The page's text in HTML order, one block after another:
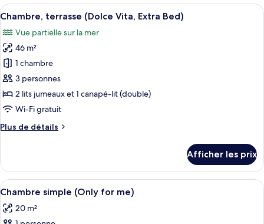
Vita)
double,
balcon
Vita)
Afficher
toutes
les
photos
pour
ce
type
de
chambre :
Chambre,
Vita,
Extra
Bed)
Une chambre d’hôtel moderne
11
Chambre, terrasse (Dolce Vita, Extra Bed)
Vue partielle sur la mer
46 m²
1 chambre
3 personnes
2 lits jumeaux et 1 canapé-lit (double)
Wi-Fi gratuit
Plus de détails
Plus
Chambre,
terrasse
(Dolce
Extra
Bed)
Afficher les prix
Afficher
toutes
les
Une chambre d’hôtel moderne,
8
Chambre simple (Only for me)
20 m²